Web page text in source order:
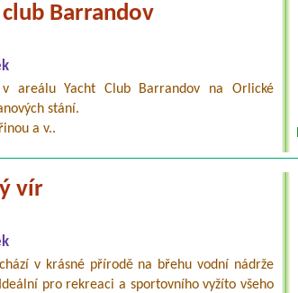
Barrandov
areálu Yacht Club Barrandov na Orlické
stání.
a v..
vír
v krásné přírodě na břehu vodní nádrže
pro rekreaci a sportovního vyžíto všeho